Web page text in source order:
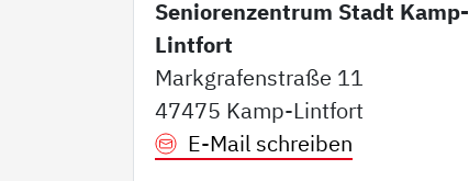
Seniorenzentrum Stadt Kamp-
Lintfort
Markgrafenstraße 11
47475 Kamp-Lintfort
E-Mail schreiben